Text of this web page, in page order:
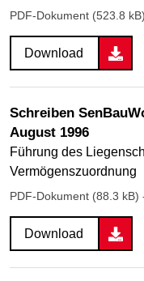
PDF-Dokument (523.8 kB)
Download
Schreiben
August 1996
Führung des
Vermögenszuordnung
PDF-Dokument (88.3 kB)
Download